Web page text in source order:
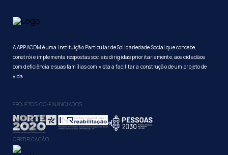
A APPACDM é uma Instituição Particular de Solidariedade Social que concebe,
constrói e implementa respostas sociais dirigidas prioritariamente, aos cidadãos
com deficiência e suas famílias com vista a facilitar a construção de um projeto de
vida.
PROJETOS CO-FINANCIADOS
CERTIFICAÇÃO